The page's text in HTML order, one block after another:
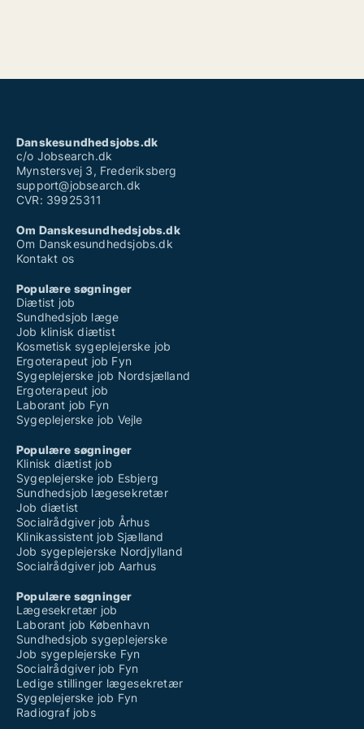
Danskesundhedsjobs.dk
c/o Jobsearch.dk
Mynstersvej 3, Frederiksberg
support@jobsearch.dk
CVR: 39925311
Om Danskesundhedsjobs.dk
Om Danskesundhedsjobs.dk
Kontakt os
Populære søgninger
Diætist job
Sundhedsjob læge
Job klinisk diætist
Kosmetisk sygeplejerske job
Ergoterapeut job Fyn
Sygeplejerske job Nordsjælland
Ergoterapeut job
Laborant job Fyn
Sygeplejerske job Vejle
Populære søgninger
Klinisk diætist job
Sygeplejerske job Esbjerg
Sundhedsjob lægesekretær
Job diætist
Socialrådgiver job Århus
Klinikassistent job Sjælland
Job sygeplejerske Nordjylland
Socialrådgiver job Aarhus
Populære søgninger
Lægesekretær job
Laborant job København
Sundhedsjob sygeplejerske
Job sygeplejerske Fyn
Socialrådgiver job Fyn
Ledige stillinger lægesekretær
Sygeplejerske job Fyn
Radiograf jobs